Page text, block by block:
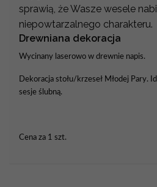
sprawią, że Wasze wesele
niepowtarzalnego charakteru.
Drewniana dekoracja
Wycinany laserowo w drewnie napis.
Dekoracja stołu/krzeseł Młodej Pary.
sesje ślubną.
Cena za 1 szt.